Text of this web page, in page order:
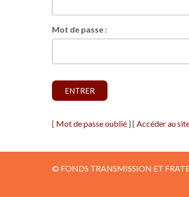
Mot de passe :
[ Mot de passe oublié ] [ Accéder au
© FONDS TRANSMISSION ET